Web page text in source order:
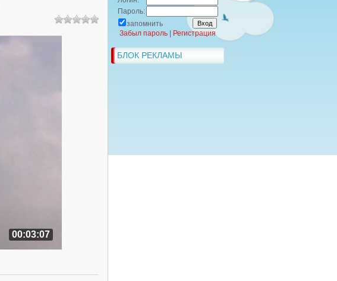
00:03:07
Пароль:
запомнить
Забыл пароль
Регистрация
БЛОК РЕКЛАМЫ